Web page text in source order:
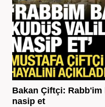
Bakan Çiftçi:
nasip et